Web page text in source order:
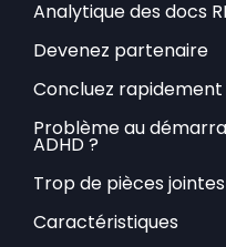
Analytique des docs
Devenez partenaire
Concluez
Problème au
ADHD ?
Trop de pièces
Caractéristiques